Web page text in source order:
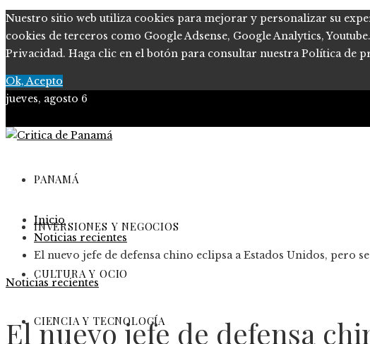
Nuestro sitio web utiliza cookies para mejorar y personalizar su
cookies de terceros como Google Adsense, Google Analytics,
Privacidad. Haga clic en el botón para consultar nuestra Política de
Ok, Acepto
jueves, agosto 6
PANAMÁ
INVERSIONES Y NEGOCIOS
CULTURA Y OCIO
CIENCIA Y TECNOLOGÍA
Inicio
Noticias recientes
El nuevo jefe de defensa chino eclipsa a Estados Unidos, pero
Noticias recientes
El nuevo jefe de defensa